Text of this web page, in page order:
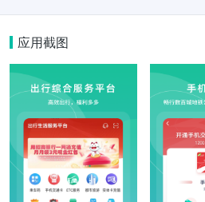
数字卡面】【文旅申活】等多元生活服务，丰
应用截图